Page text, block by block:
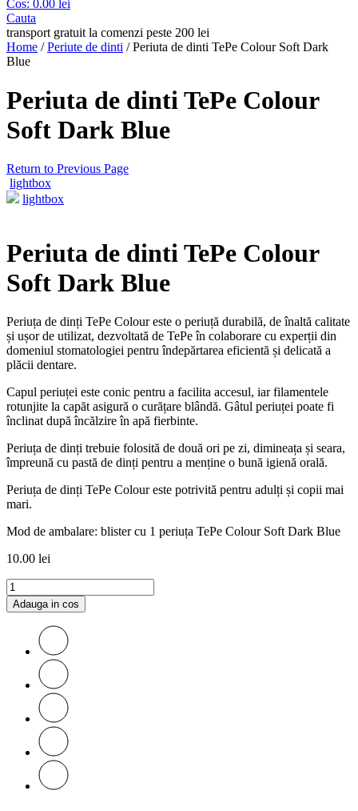
Cos: 0.00 lei
Cauta
transport gratuit la comenzi peste 200 lei
Home / Periute de dinti /Periuta de dinti TePe Colour Soft Dark
Blue
Periuta de dinti TePe Colour
Soft Dark Blue
Return to Previous Page
lightbox
lightbox
Periuta de dinti TePe Colour
Soft Dark Blue
Periuța de dinți TePe Colour este o periuță durabilă, de înaltă calitate
și ușor de utilizat, dezvoltată de TePe în colaborare cu experții din
domeniul stomatologiei pentru îndepărtarea eficientă și delicată a
plăcii dentare.
Capul periuței este conic pentru a facilita accesul, iar filamentele
rotunjite la capăt asigură o curățare blândă. Gâtul periuței poate fi
înclinat după încălzire în apă fierbinte.
Periuța de dinți trebuie folosită de două ori pe zi, dimineața și seara,
împreună cu pastă de dinți pentru a menține o bună igienă orală.
Periuța de dinți TePe Colour este potrivită pentru adulți și copii mai
mari.
Mod de ambalare: blister cu 1 periuța TePe Colour Soft Dark Blue
10.00 lei
Adauga in cos